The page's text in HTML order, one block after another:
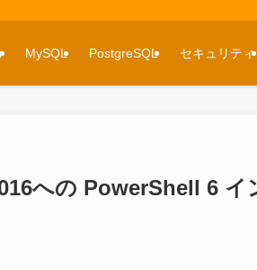
MySQL PostgreSQL セキュリティ
への PowerShell 6 イ